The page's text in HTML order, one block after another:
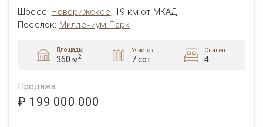
Шоссе: Новорижское, 19 км от МКАД
Посёлок: Миллениум Парк
Площадь:
360 м2
Участок:
7 сот.
Спален:
4
Продажа
₽ 199 000 000